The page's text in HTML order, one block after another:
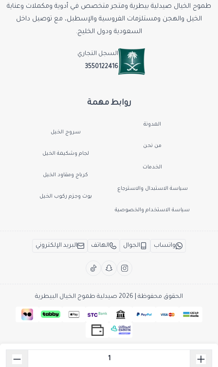
روابط مهمة
المدونة
من نحن
الخدمات
سياسة الاستبدال والاسترجاع
سياسة الاستخدام والخصوصية
سروج الخيل
لجام وشكيمة الخيل
كرباج ومقاود الخيل
بوت وجزم ركوب الخيل
طموح الخيال صيدلية بيطرية ومتجر متخصص في أدوية ومكملات وعناية
الخيل والهجن ومستلزمات الفروسية والإسطبل، مع توصيل داخل
السعودية ودول الخليج.
السجل التجاري
3550122416
واتساب الجوال الهاتف البريد الإلكتروني
الحقوق محفوظة | 2026 صيدلية طموح الخيال البيطرية